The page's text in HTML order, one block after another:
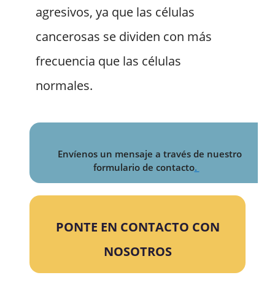
agresivos, ya que las células
cancerosas se dividen con más
frecuencia que las células
normales.
Envíenos un mensaje a través de nuestro
formulario de contacto.
PONTE EN CONTACTO CON
NOSOTROS